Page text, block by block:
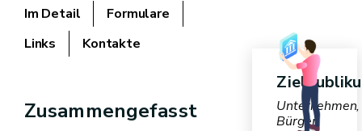
Im Detail
Formulare
Links
Kontakte
Zusammengefasst
Unternehmen,
Bürger